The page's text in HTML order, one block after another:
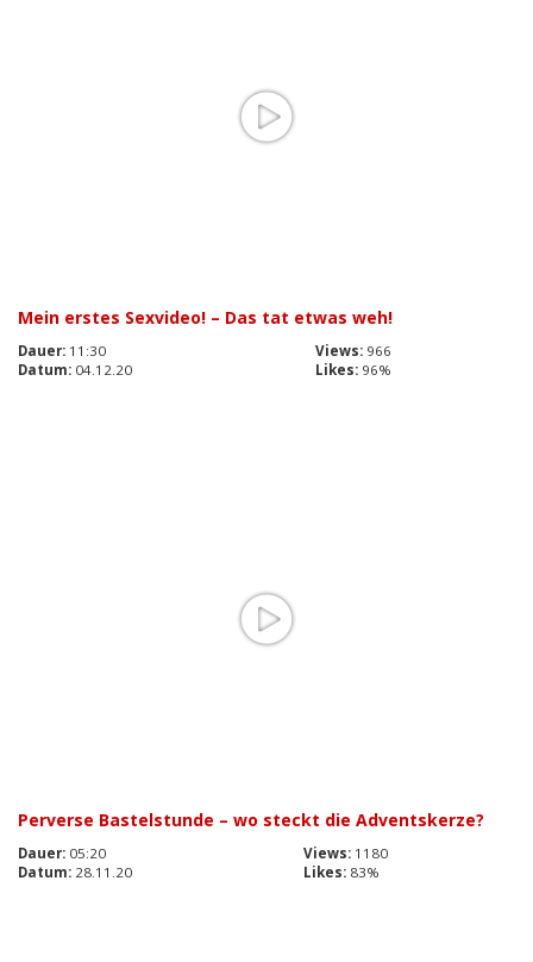
Mein erstes Sexvideo! – Das tat etwas weh!
Dauer: 11:30 Views: 966
Datum: 04.12.20 Likes: 96%
Perverse Bastelstunde – wo steckt die Adventskerze?
Dauer: 05:20 Views: 1180
Datum: 28.11.20 Likes: 83%